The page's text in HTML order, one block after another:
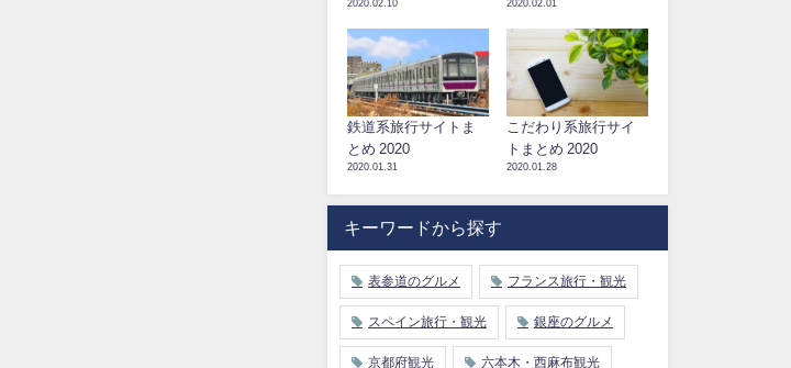
2020.02.10 2020.02.01
鉄道系旅行サイトま
とめ 2020
2020.01.31
こだわり系旅行サイ
トまとめ 2020
2020.01.28
キーワードから探す
表参道のグルメ フランス旅行・観光
スペイン旅行・観光 銀座のグルメ
京都府観光 六本木・西麻布観光